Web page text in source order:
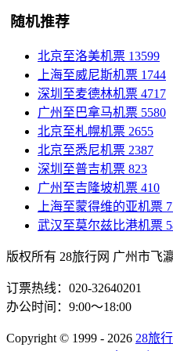
随机推荐
北京至洛美机票 13599
上海至威尼斯机票 1744
深圳至麦德林机票 4717
广州至巴拿马机票 5580
北京至札幌机票 2655
北京至悉尼机票 2387
深圳至普吉机票 823
广州至吉隆坡机票 410
上海至蒙得维的亚机票
武汉至莫尔兹比港机票
版权所有 28旅行网 广州市飞
订票热线：020-32640201
办公时间：9:00～18:00
Copyright © 1999 - 2026 28旅